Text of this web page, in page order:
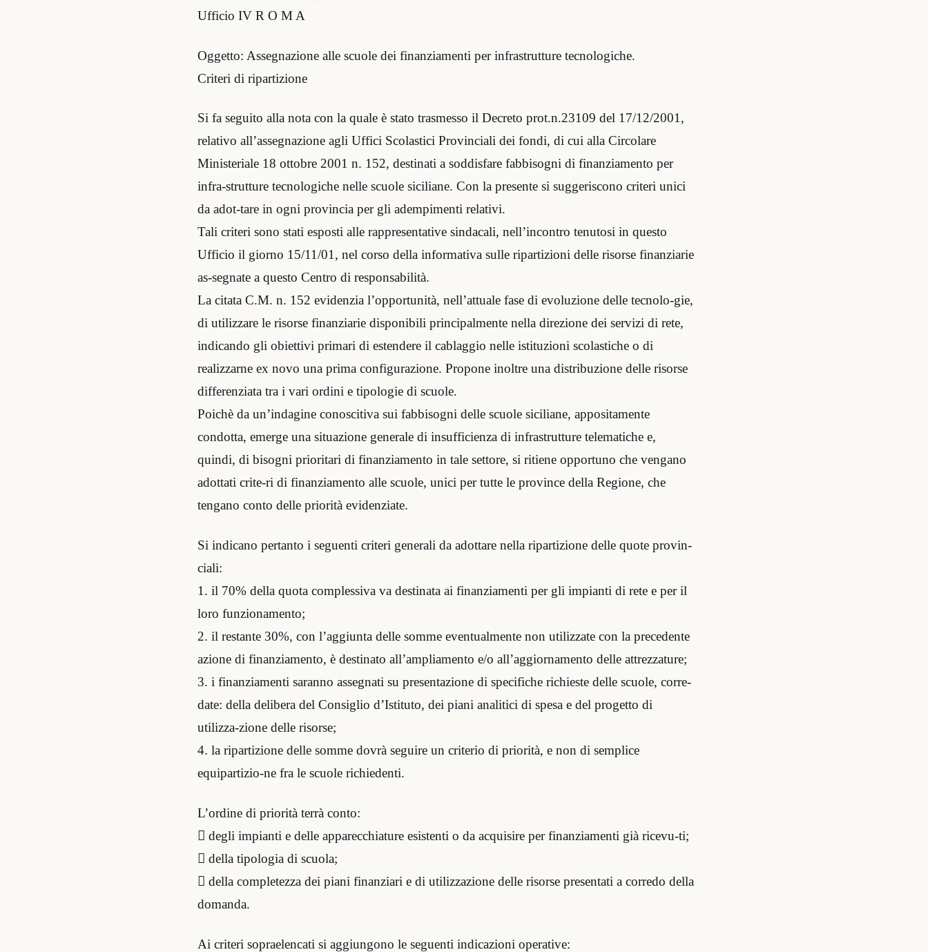
Ufficio IV R O M A
Oggetto: Assegnazione alle scuole dei finanziamenti per infrastrutture tecnologiche.
Criteri di ripartizione
Si fa seguito alla nota con la quale è stato trasmesso il Decreto prot.n.23109 del 17/12/2001,
relativo all’assegnazione agli Uffici Scolastici Provinciali dei fondi, di cui alla Circolare
Ministeriale 18 ottobre 2001 n. 152, destinati a soddisfare fabbisogni di finanziamento per
infra-strutture tecnologiche nelle scuole siciliane. Con la presente si suggeriscono criteri unici
da adot-tare in ogni provincia per gli adempimenti relativi.
Tali criteri sono stati esposti alle rappresentative sindacali, nell’incontro tenutosi in questo
Ufficio il giorno 15/11/01, nel corso della informativa sulle ripartizioni delle risorse finanziarie
as-segnate a questo Centro di responsabilità.
La citata C.M. n. 152 evidenzia l’opportunità, nell’attuale fase di evoluzione delle tecnolo-gie,
di utilizzare le risorse finanziarie disponibili principalmente nella direzione dei servizi di rete,
indicando gli obiettivi primari di estendere il cablaggio nelle istituzioni scolastiche o di
realizzarne ex novo una prima configurazione. Propone inoltre una distribuzione delle risorse
differenziata tra i vari ordini e tipologie di scuole.
Poichè da un’indagine conoscitiva sui fabbisogni delle scuole siciliane, appositamente
condotta, emerge una situazione generale di insufficienza di infrastrutture telematiche e,
quindi, di bisogni prioritari di finanziamento in tale settore, si ritiene opportuno che vengano
adottati crite-ri di finanziamento alle scuole, unici per tutte le province della Regione, che
tengano conto delle priorità evidenziate.
Si indicano pertanto i seguenti criteri generali da adottare nella ripartizione delle quote provin-
ciali:
1. il 70% della quota complessiva va destinata ai finanziamenti per gli impianti di rete e per il
loro funzionamento;
2. il restante 30%, con l’aggiunta delle somme eventualmente non utilizzate con la precedente
azione di finanziamento, è destinato all’ampliamento e/o all’aggiornamento delle attrezzature;
3. i finanziamenti saranno assegnati su presentazione di specifiche richieste delle scuole, corre-
date: della delibera del Consiglio d’Istituto, dei piani analitici di spesa e del progetto di
utilizza-zione delle risorse;
4. la ripartizione delle somme dovrà seguire un criterio di priorità, e non di semplice
equipartizio-ne fra le scuole richiedenti.
L’ordine di priorità terrà conto:
 degli impianti e delle apparecchiature esistenti o da acquisire per finanziamenti già ricevu-ti;
 della tipologia di scuola;
 della completezza dei piani finanziari e di utilizzazione delle risorse presentati a corredo della
domanda.
Ai criteri sopraelencati si aggiungono le seguenti indicazioni operative: